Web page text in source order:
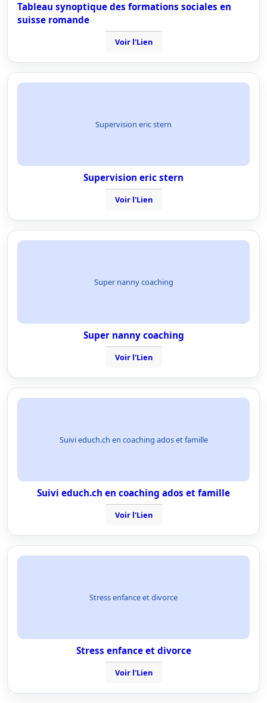
Tableau synoptique des formations sociales en
suisse romande
Voir l'Lien
Supervision eric stern
Supervision eric stern
Voir l'Lien
Super nanny coaching
Super nanny coaching
Voir l'Lien
Suivi educh.ch en coaching ados et famille
Suivi educh.ch en coaching ados et famille
Voir l'Lien
Stress enfance et divorce
Stress enfance et divorce
Voir l'Lien